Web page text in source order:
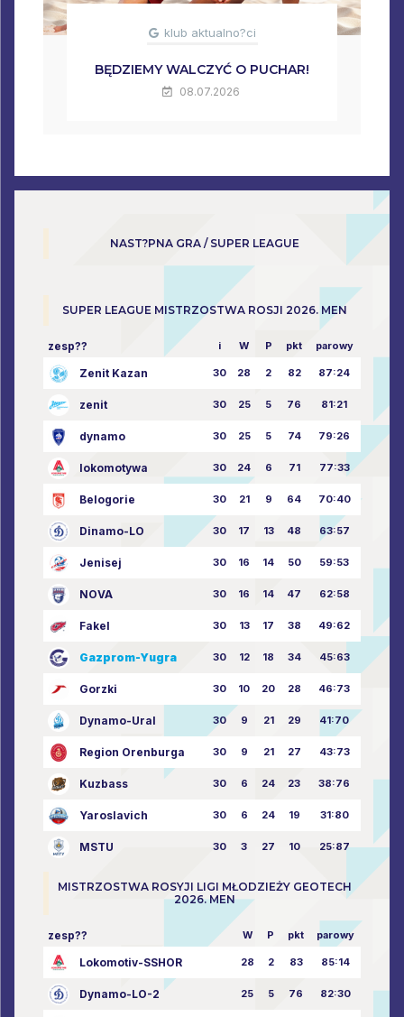
klub aktualno?ci
BĘDZIEMY WALCZYĆ O PUCHAR!
08.07.2026
NAST?PNA GRA / SUPER LEAGUE
SUPER LEAGUE MISTRZOSTWA ROSJI 2026. MEN
zesp?? i W P pkt parowy
Zenit Kazan 30 28 2 82 87:24
zenit 30 25 5 76 81:21
dynamo 30 25 5 74 79:26
lokomotywa 30 24 6 71 77:33
Belogorie 30 21 9 64 70:40
Dinamo-LO 30 17 13 48 63:57
Jenisej 30 16 14 50 59:53
NOVA 30 16 14 47 62:58
Fakel 30 13 17 38 49:62
Gazprom-Yugra 30 12 18 34 45:63
Gorzki 30 10 20 28 46:73
Dynamo-Ural 30 9 21 29 41:70
Region Orenburga 30 9 21 27 43:73
Kuzbass 30 6 24 23 38:76
Yaroslavich 30 6 24 19 31:80
MSTU 30 3 27 10 25:87
MISTRZOSTWA ROSYJI LIGI MŁODZIEŻY GEOTECH
2026. MEN
zesp?? W P pkt parowy
Lokomotiv-SSHOR 28 2 83 85:14
Dynamo-LO-2 25 5 76 82:30